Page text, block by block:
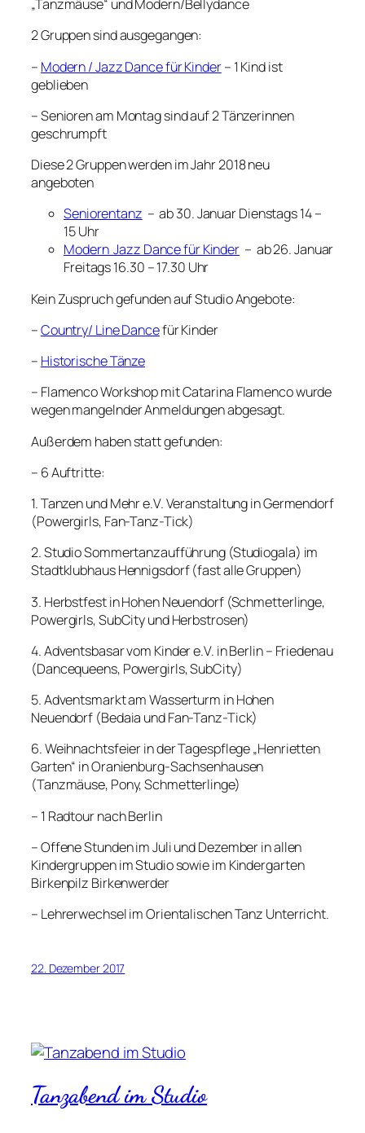
„Tanzmäuse“ und Modern/Bellydance
2 Gruppen sind ausgegangen:
– Modern / Jazz Dance für Kinder– 1 Kind ist
geblieben
– Senioren am Montag sind auf 2 Tänzerinnen
geschrumpft
Diese 2 Gruppen werden im Jahr 2018 neu
angeboten
Seniorentanz – ab 30. Januar Dienstags 14 –
15 Uhr
Modern Jazz Dance für Kinder – ab 26. Januar
Freitags 16.30 – 17.30 Uhr
Kein Zuspruch gefunden auf Studio Angebote:
–Country/ Line Dancefür Kinder
– Historische Tänze
– Flamenco Workshop mit Catarina Flamenco wurde
wegen mangelnder Anmeldungen abgesagt.
Außerdem haben statt gefunden:
– 6 Auftritte:
1. Tanzen und Mehr e.V. Veranstaltung in Germendorf
(Powergirls, Fan-Tanz-Tick)
2. Studio Sommertanzaufführung (Studiogala) im
Stadtklubhaus Hennigsdorf (fast alle Gruppen)
3. Herbstfest in Hohen Neuendorf (Schmetterlinge,
Powergirls, SubCity und Herbstrosen)
4. Adventsbasar vom Kinder e.V. in Berlin – Friedenau
(Dancequeens, Powergirls, SubCity)
5. Adventsmarkt am Wasserturm in Hohen
Neuendorf (Bedaia und Fan-Tanz-Tick)
6. Weihnachtsfeier in der Tagespflege „Henrietten
Garten“ in Oranienburg-Sachsenhausen
(Tanzmäuse, Pony, Schmetterlinge)
– 1 Radtour nach Berlin
– Offene Stunden im Juli und Dezember in allen
Kindergruppen im Studio sowie im Kindergarten
Birkenpilz Birkenwerder
– Lehrerwechsel im Orientalischen Tanz Unterricht.
22. Dezember 2017
Tanzabend im Studio